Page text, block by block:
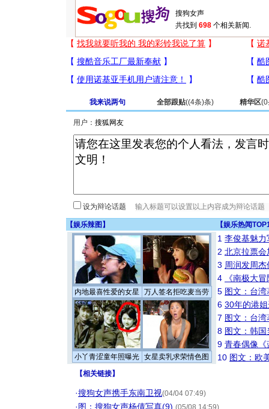
共找到 698 个相关新闻.
我来说两句 全部跟贴((4条)条) 精华区(0
用户：
设为辩论话题
【娱乐辣图 】 【娱乐热闻
内地最喜性爱的女星 万人签名拒吃麦当劳
小丫青涩童年照曝光 女星卖乳求荣情色图
1 李俊基魅力
2 北京拉票
3 周润发周
4
《南极大
5 图文：台
6 30年的港
7 图文：台
8 图文：韩
9 青春偶像《
10 图文：欧
【相关链接】
·搜狗女声携手东南卫视(04/04 07:49)
·图：搜狗女声杨倩写真(9) (05/08 14:59)